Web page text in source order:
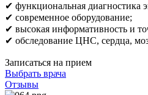
✔ функциональная диагностика
✔ современное оборудование;
✔ высокая информативность и
✔ обследование ЦНС, сердца,
Записаться на прием
Выбрать врача
Отзывы